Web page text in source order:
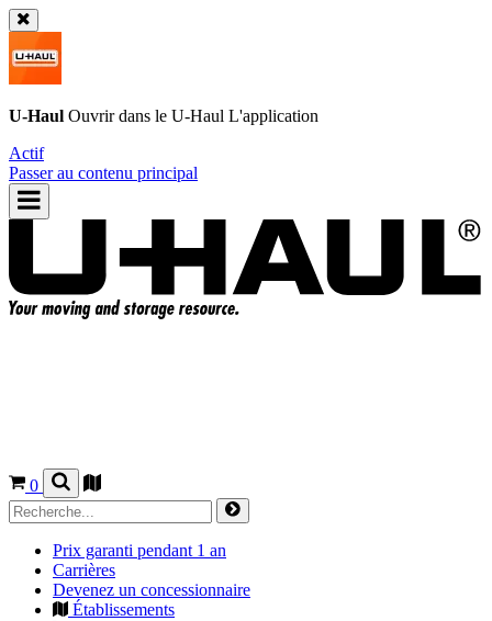
U-Haul Ouvrir dans le U-Haul L'application
Actif
Passer au contenu principal
0
Prix garanti pendant 1 an
Carrières
Devenez un concessionnaire
Établissements